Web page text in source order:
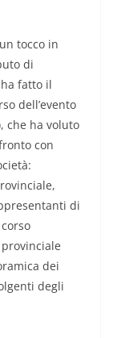
tocco in
di
ha fatto il
dell’evento
che ha voluto
con
di
dei
degli